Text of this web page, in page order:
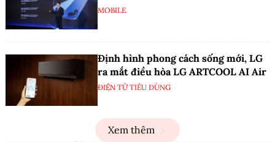
MOBILE
Định hình phong cách sống mới, LG
ra mắt điều hòa LG ARTCOOL AI Air
ĐIỆN TỬ TIÊU DÙNG
Xem thêm